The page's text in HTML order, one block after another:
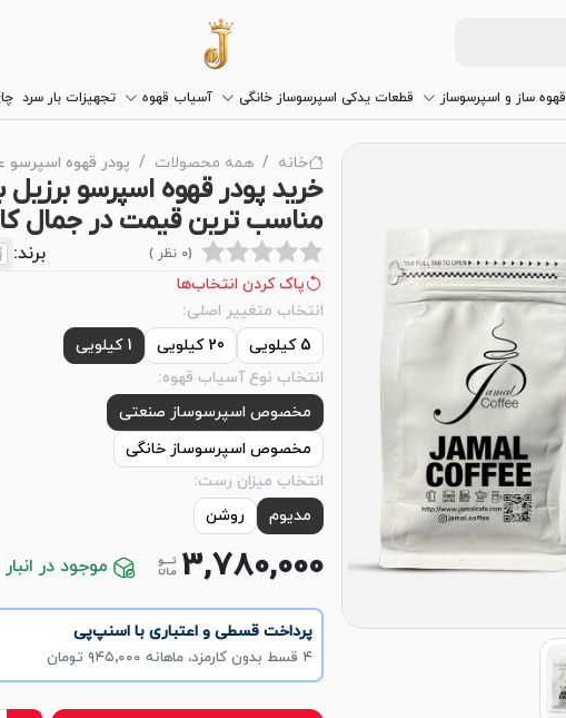
قهوه ساز و اسپرسوساز قطعات یدکی اسپرسوساز خانگی آسیاب قهوه تجهیزات بار سرد
خانه همه محصولات پودر قهوه اسپرسو
خرید پودر قهوه اسپرسو برزیل
مناسب ترین قیمت در جمال
(0 نظر ) برند:
پاک کردن انتخاب‌ها
انتخاب متغییر اصلی:
5 کیلویی
20 کیلویی
1 کیلویی
انتخاب نوع آسیاب قهوه:
مخصوص اسپرسوساز صنعتی
مخصوص اسپرسوساز خانگی
انتخاب میزان رست:
مدیوم
روشن
3,780,000 موجود در انبار
پرداخت قسطی و اعتباری با اسنپ‌پی
۴ قسط بدون کارمزد، ماهانه ۹۴۵٬۰۰۰ تومان